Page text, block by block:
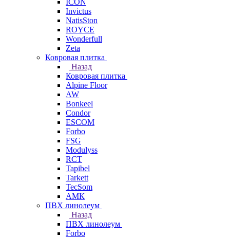
ICON
Invictus
NatisSton
ROYCE
Wonderfull
Zeta
Ковровая плитка
Назад
Ковровая плитка
Alpine Floor
AW
Bonkeel
Condor
ESCOM
Forbo
FSG
Modulyss
RCT
Tapibel
Tarkett
TecSom
АМК
ПВХ линолеум
Назад
ПВХ линолеум
Forbo